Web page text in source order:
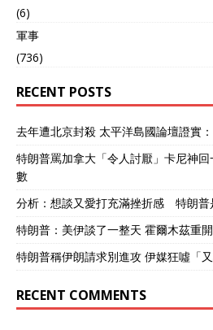
的挑战，特别是在经济上。
(6)
軍事
(736)
RECENT POSTS
去年遭北京封殺 太平洋島國論壇證實
特朗普罵加拿大「令人討厭」卡尼神
數
分析：想談又愛打充滿挫折感 特朗普
特朗普：美伊談了一整天 霍爾木茲重
特朗普稱伊朗請求別進攻 伊媒狂噓「又
RECENT COMMENTS